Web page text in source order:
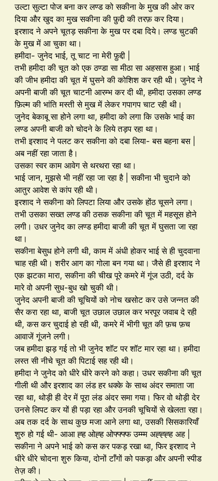
उल्टा सुल्टा पोज बना कर लण्ड को सकीना के मुख की ओर कर
दिया और खुद का मुख सकीना की फ़ुद्दी की तरफ़ कर दिया।
इरशाद ने अपने चूतड़ सकीना के मुख पर दबा दिये। लण्ड चुटकी
के मुख में आ चुका था।
हमीदा- जुनेद भाई, तू चाट ना मेरी फ़ुद्दी |
तभी हमीदा की चूत को एक ठण्डा सा मीठा सा अहसास हुआ। भाई
की जीभ हमीदा की चूत में घुसने की कोशिश कर रही थी। जुनेद ने
अपनी बाजी की चूत चाटनी आरम्भ कर दी थी, हमीदा उसका लण्ड
फ़िल्म की भांति मस्ती से मुख में लेकर गपागप चाट रही थी।
जुनेद बेकाबू सा होने लगा था, हमीदा को लगा कि उसके भाई का
लण्ड अपनी बाजी को चोदने के लिये तड़प रहा था।
तभी इरशाद ने पलट कर सकीना को दबा लिया- बस बहना बस |
अब नहीं रहा जाता है।
उसका स्वर काम आवेग से थरथरा रहा था।
भाई जान, मुझसे भी नहीं रहा जा रहा है | सकीना भी चुदाने को
आतुर आवेश से कांप रही थी।
इरशाद ने सकीना को लिपटा लिया और उसके होंठ चूसने लगा।
तभी उसका सख्त लण्ड की ठसक सकीना की चूत में महसूस होने
लगी। उधर जुनेद का लण्ड हमीदा बाजी की चूत में घुसता जा रहा
था।
सकीना बेसुध होने लगी थी, काम में अंधी होकर भाई से ही चुदवाना
चाह रही थी। शरीर आग का गोला बन गया था। जैसे ही इरशाद ने
एक झटका मारा, सकीना की चीख पूरे कमरे में गूंज उठी, दर्द के
मारे वो अपनी सुध-बुध खो चुकी थी।
जुनेद अपनी बाजी की चूचियों को नोच खसोट कर उसे जन्नत की
सैर करा रहा था, बाजी चूत उछाल उछाल कर भरपूर जवाब दे रही
थी, कस कर चुदाई हो रही थी, कमरे में भीगी चूत की फ़च फ़च
आवाजें गूंजने लगी।
जब हमीदा झड़ गई तो भी जुनेद शॉट पर शॉट मार रहा था। हमीदा
लस्त सी नीचे चूत की पिटाई सह रही थी।
हमीदा ने जुनेद को धीरे धीरे करने को कहा। उधर सकीना की चूत
गीली थी और इरशाद का लंड हर धक्के के साथ अंदर समाता जा
रहा था, थोड़ी ही देर में पूरा लंड अंदर समा गया। फिर वो थोड़ी देर
उनसे लिपट कर यों ही पड़ा रहा और उनकी चूचियों से खेलता रहा।
अब तक दर्द के साथ कुछ मजा आने लगा था, उसकी सिसकारियाँ
शुरु हो गई थी- आआ ह्ह ओह्ह ओफ्फ्फ्फ उम्म्म अह्ह्ह्ह अह |
सकीना ने अपने भाई को कस कर पकड़ रखा था, फिर इरशाद ने
धीरे धीरे चोदना शुरु किया, दोनों टाँगों को पकड़ा और अपनी स्पीड
तेज़ की।